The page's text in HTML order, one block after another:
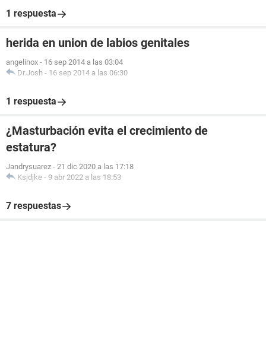
1 respuesta
herida en union de labios genitales
angelinox - 16 sep 2014 a las 03:04
Dr.Josh - 16 sep 2014 a las 06:30
1 respuesta
¿Masturbación evita el crecimiento de
estatura?
Jandrysuarez - 21 dic 2020 a las 17:18
Ksjdjke - 9 abr 2022 a las 18:53
7 respuestas